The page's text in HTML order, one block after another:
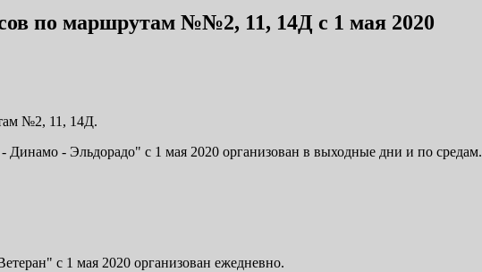
по маршрутам №№2, 11, 14Д с 1 мая 2020
№2, 11, 14Д.
- Эльдорадо" с 1 мая 2020 организован в выходные дни и по средам.
с 1 мая 2020 организован ежедневно.